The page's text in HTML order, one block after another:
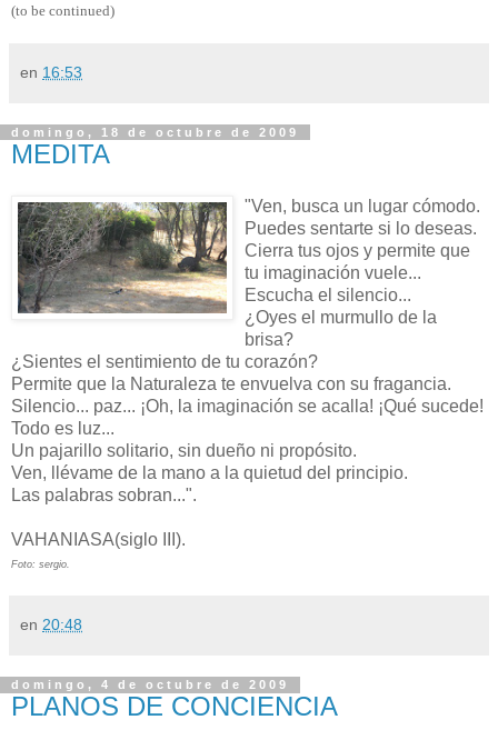
(to be continued)
en 16:53
domingo, 18 de octubre de 2009
MEDITA
"Ven, busca un lugar cómodo.
Puedes sentarte si lo deseas.
Cierra tus ojos y permite que
tu imaginación vuele...
Escucha el silencio...
¿Oyes el murmullo de la
brisa?
¿Sientes el sentimiento de tu corazón?
Permite que la Naturaleza te envuelva con su fragancia.
Silencio... paz... ¡Oh, la imaginación se acalla! ¡Qué sucede!
Todo es luz...
Un pajarillo solitario, sin dueño ni propósito.
Ven, llévame de la mano a la quietud del principio.
Las palabras sobran...".
VAHANIASA(siglo III).
Foto: sergio.
en 20:48
domingo, 4 de octubre de 2009
PLANOS DE CONCIENCIA